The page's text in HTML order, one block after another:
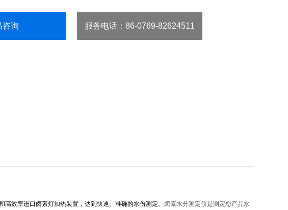
咨询 服务电话 ：86-0769-82624511
效率进口卤素灯加热装置，达到快速、准确的水份测定。 卤素水分测定仪是测定您产品水